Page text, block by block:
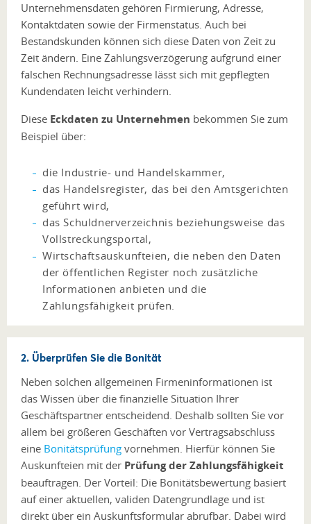
Unternehmensdaten gehören Firmierung, Adresse,
Kontaktdaten sowie der Firmenstatus. Auch bei
Bestandskunden können sich diese Daten von Zeit zu
Zeit ändern. Eine Zahlungsverzögerung aufgrund einer
falschen Rechnungsadresse lässt sich mit gepflegten
Kundendaten leicht verhindern.
Diese Eckdaten zu Unternehmen bekommen Sie zum
Beispiel über:
die Industrie- und Handelskammer,
das Handelsregister, das bei den Amtsgerichten
geführt wird,
das Schuldnerverzeichnis beziehungsweise das
Vollstreckungsportal,
Wirtschaftsauskunfteien, die neben den Daten
der öffentlichen Register noch zusätzliche
Informationen anbieten und die
Zahlungsfähigkeit prüfen.
2. Überprüfen Sie die Bonität
Neben solchen allgemeinen Firmeninformationen ist
das Wissen über die finanzielle Situation Ihrer
Geschäftspartner entscheidend. Deshalb sollten Sie vor
allem bei größeren Geschäften vor Vertragsabschluss
eine Bonitätsprüfung vornehmen. Hierfür können Sie
Auskunfteien mit der Prüfung der Zahlungsfähigkeit
beauftragen. Der Vorteil: Die Bonitätsbewertung basiert
auf einer aktuellen, validen Datengrundlage und ist
direkt über ein Auskunftsformular abrufbar. Dabei wird